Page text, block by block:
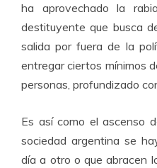
ha aprovechado la
destituyente que busca
salida por fuera de la
entregar ciertos mínimos
personas, profundizado
Es así como el ascenso
sociedad argentina se
día a otro o que abracen